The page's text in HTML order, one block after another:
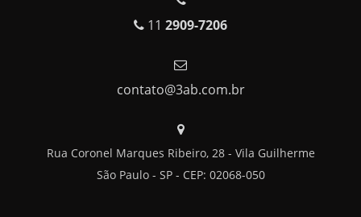
FORNECIMENTO DE COMIDA PARA EMPRESAS
FORNECIMENTO DE REFEIÇÕES COLETIVAS
11 2909-7206
contato@3ab.com.br
Rua Coronel Marques Ribeiro, 28 - Vila Guilherme
São Paulo - SP - CEP: 02068-050